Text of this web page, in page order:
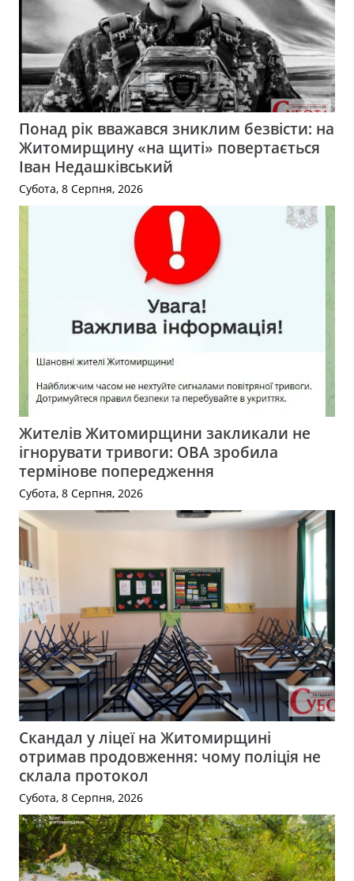
Понад рік вважався зниклим безвісти: на
Житомирщину «на щиті» повертається
Іван Недашківський
Субота, 8 Серпня, 2026
Жителів Житомирщини закликали не
ігнорувати тривоги: ОВА зробила
термінове попередження
Субота, 8 Серпня, 2026
Скандал у ліцеї на Житомирщині
отримав продовження: чому поліція не
склала протокол
Субота, 8 Серпня, 2026